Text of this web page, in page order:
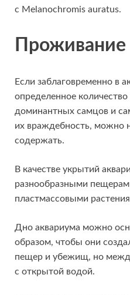
с Melanochromis auratus.
Если заблаговременно в
определенное
доминантных самцов и
их враждебность, можно
содержать.
В качестве укрытий
разнообразными
пластмассовыми
Дно аквариума можно
образом, чтобы они
пещер и убежищ, но
с открытой водой.